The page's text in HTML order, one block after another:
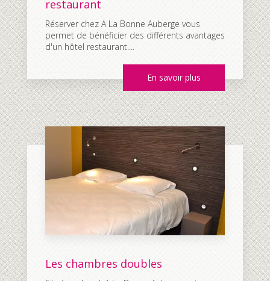
restaurant
Réserver chez A La Bonne Auberge vous
permet de bénéficier des différents avantages
d'un hôtel restaurant....
En savoir plus
Les chambres doubles